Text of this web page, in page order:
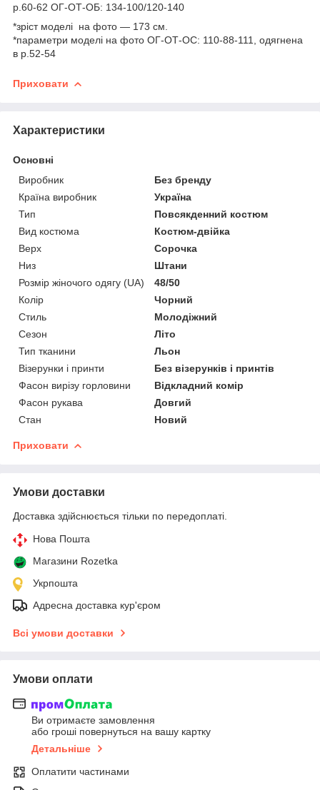
р.60-62 ОГ-ОТ-ОБ: 134-100/120-140
*зріст моделі на фото — 173 см.
*параметри моделі на фото ОГ-ОТ-ОС: 110-88-111, одягнена
в р.52-54
Приховати
Характеристики
Основні
Виробник
Без бренду
Країна виробник
Україна
Тип
Повсякденний костюм
Вид костюма
Костюм-двійка
Верх
Сорочка
Низ
Штани
Розмір жіночого одягу (UA)
48/50
Колір
Чорний
Стиль
Молодіжний
Сезон
Літо
Тип тканини
Льон
Візерунки і принти
Без візерунків і принтів
Фасон вирізу горловини
Відкладний комір
Фасон рукава
Довгий
Стан
Новий
Приховати
Умови доставки
Доставка здійснюється тільки по передоплаті.
Нова Пошта
Магазини Rozetka
Укрпошта
Адресна доставка кур'єром
Всі умови доставки
Умови оплати
Ви отримаєте замовлення
або гроші повернуться на вашу картку
Детальніше
Оплатити частинами